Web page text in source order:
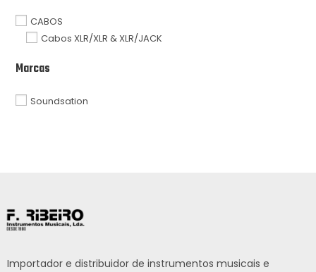
CABOS
Cabos XLR/XLR & XLR/JACK
Marcas
Soundsation
Importador e distribuidor de instrumentos musicais e